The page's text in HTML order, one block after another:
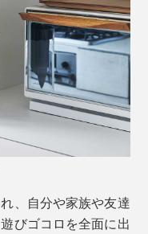
」
した流れでそのまま
できるので、くまな
白剤などの使用がで
、自分や家族や友達
びゴコロを全面に出